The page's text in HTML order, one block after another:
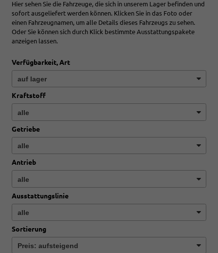
Hier sehen Sie die Fahrzeuge, die sich in unserem Lager befinden und
sofort ausgeliefert werden können. Klicken Sie in das Foto oder
einen Fahrzeugnamen, um alle Details dieses Fahrzeugs zu sehen.
Oder Sie können sich durch Klick bestimmte Ausstattungspakete
anzeigen lassen.
Verfügbarkeit, Art
Kraftstoff
Getriebe
Antrieb
Ausstattungslinie
Sortierung